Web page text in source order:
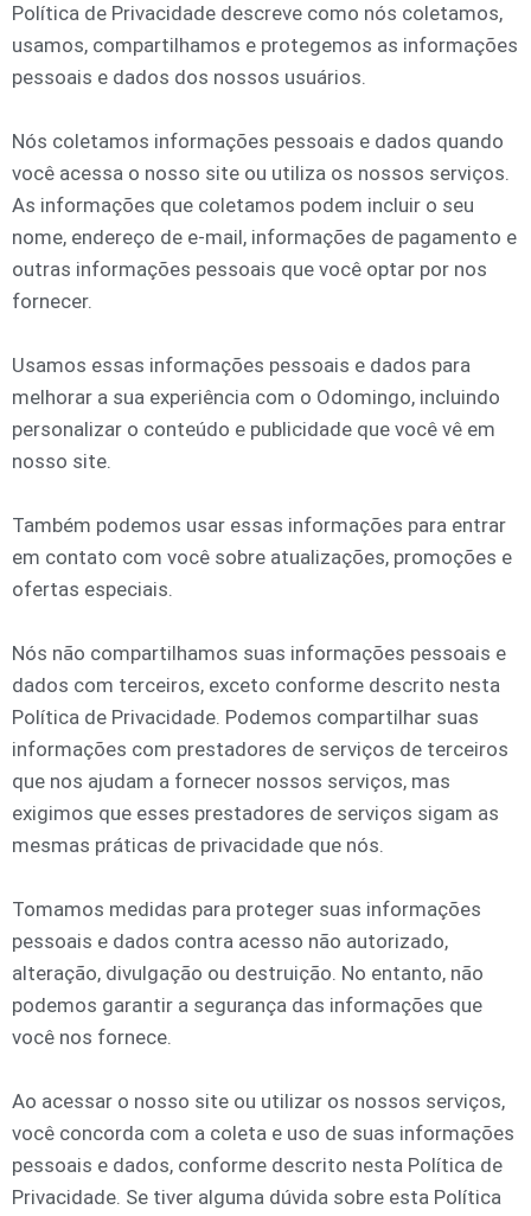
Política de Privacidade descreve como nós coletamos,
usamos, compartilhamos e protegemos as informações
pessoais e dados dos nossos usuários.
Nós coletamos informações pessoais e dados quando
você acessa o nosso site ou utiliza os nossos serviços.
As informações que coletamos podem incluir o seu
nome, endereço de e-mail, informações de pagamento e
outras informações pessoais que você optar por nos
fornecer.
Usamos essas informações pessoais e dados para
melhorar a sua experiência com o Odomingo, incluindo
personalizar o conteúdo e publicidade que você vê em
nosso site.
Também podemos usar essas informações para entrar
em contato com você sobre atualizações, promoções e
ofertas especiais.
Nós não compartilhamos suas informações pessoais e
dados com terceiros, exceto conforme descrito nesta
Política de Privacidade. Podemos compartilhar suas
informações com prestadores de serviços de terceiros
que nos ajudam a fornecer nossos serviços, mas
exigimos que esses prestadores de serviços sigam as
mesmas práticas de privacidade que nós.
Tomamos medidas para proteger suas informações
pessoais e dados contra acesso não autorizado,
alteração, divulgação ou destruição. No entanto, não
podemos garantir a segurança das informações que
você nos fornece.
Ao acessar o nosso site ou utilizar os nossos serviços,
você concorda com a coleta e uso de suas informações
pessoais e dados, conforme descrito nesta Política de
Privacidade. Se tiver alguma dúvida sobre esta Política